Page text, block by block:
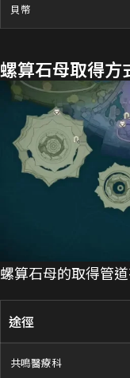
貝幣
螺算石母取得方
螺算石母的取得管
途徑
共鳴醫療科